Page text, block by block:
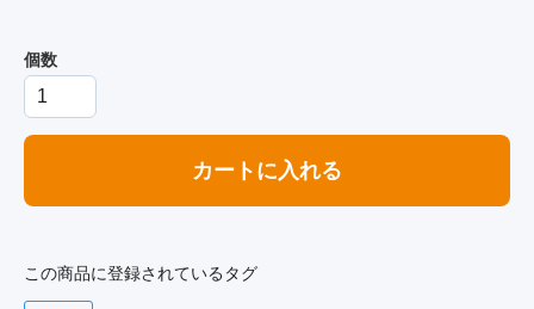
個数
カートに入れる
この商品に登録されているタグ